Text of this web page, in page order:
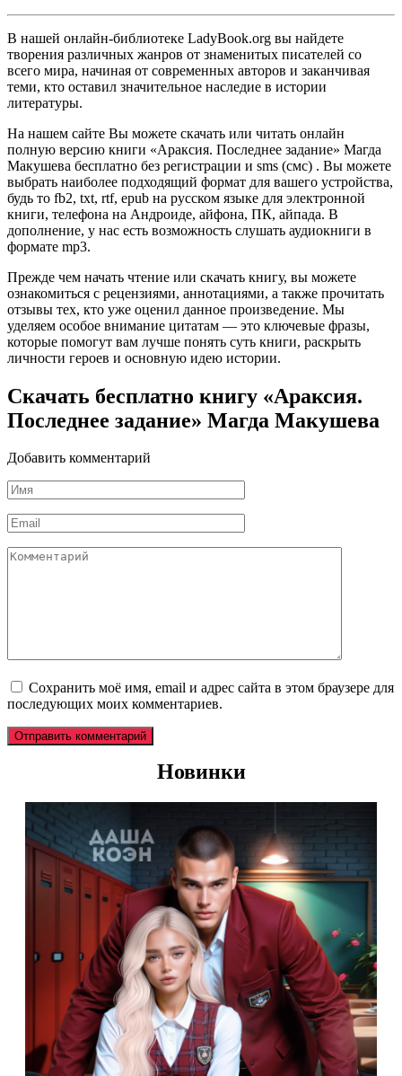
В нашей онлайн-библиотеке LadyBook.org вы найдете
творения различных жанров от знаменитых писателей со
всего мира, начиная от современных авторов и заканчивая
теми, кто оставил значительное наследие в истории
литературы.
На нашем сайте Вы можете скачать или читать онлайн
полную версию книги «Араксия. Последнее задание» Магда
Макушева бесплатно без регистрации и sms (смс) . Вы можете
выбрать наиболее подходящий формат для вашего устройства,
будь то fb2, txt, rtf, epub на русском языке для электронной
книги, телефона на Андроиде, айфона, ПК, айпада. В
дополнение, у нас есть возможность слушать аудиокниги в
формате mp3.
Прежде чем начать чтение или скачать книгу, вы можете
ознакомиться с рецензиями, аннотациями, а также прочитать
отзывы тех, кто уже оценил данное произведение. Мы
уделяем особое внимание цитатам — это ключевые фразы,
которые помогут вам лучше понять суть книги, раскрыть
личности героев и основную идею истории.
Скачать бесплатно книгу «Араксия.
Последнее задание» Магда Макушева
Добавить комментарий
Имя
*
Email
*
Комментарий
Сохранить моё имя, email и адрес сайта в этом браузере для
последующих моих комментариев.
Новинки